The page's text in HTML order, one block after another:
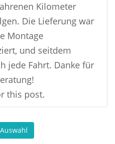
Kilometer
Die Lieferung war
Montage
und seitdem
jede Fahrt. Danke für
this post.